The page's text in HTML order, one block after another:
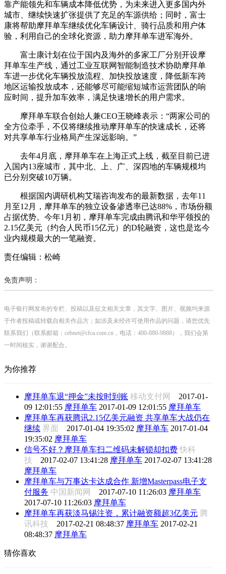
靠产能领先和车辆成本降低优势，为未来进入更多国内外
城市、继续快速扩张提供了充足的车源供给；同时，富士
康将帮助摩拜单车继续优化车辆设计、骑行品质和用户体
验，利用自己的全球化资源，助力摩拜单车进军海外。
富士康计划在位于国内及海外的多家工厂分别开设摩
拜单车生产线，通过工业互联网智能制造技术协助摩拜单
车进一步优化车辆投放流程、加快投放速度，降低新车跨
地区运输投放成本，还能够尽可能缩短城市运营团队的响
应时间，提升加车效率，满足快速增长的用户需求。
摩拜单车联合创始人兼CEO王晓峰表示：“两家公司的
全方位牵手，不仅将继续推动摩拜单车的快速成长，还将
对共享单车行业格局产生深远影响。”
去年4月底，摩拜单车在上海正式上线，截至目前已进
入国内13座城市，其中北、上、广、深四地的车辆规模均
已分别突破10万辆。
根据国内调研机构艾瑞咨询发布的最新数据，去年11
月至12月，摩拜单车的独立设备渗透率已达88%，市场份额
占据优势。今年1月初，摩拜单车完成由腾讯和华平领投的
2.15亿美元（约合人民币15亿元）的D轮融资，这也是迄今
业内规模最大的一笔融资。
责任编辑：松崎
免责声明：
电子银行网发布的专栏、投稿以及征文相关文章，其文字、图片、视频均来源
于作者投稿或转载自相关作品方；如涉及未经许可使用作品的问题，请您优先
联系我们（联系邮箱：cebnet@cfca.com.cn，电话：400-880-9888），我们会第
一时间核实，谢谢配合。
为你推荐
摩拜单车退“押金”未按时到账 移动支付网 2017-01-
09 12:01:55 摩拜单车 2017-01-09 12:01:55 摩拜单车
摩拜单车再获腾讯2.15亿美元融资 共享单车大战仍在
继续 界面 2017-01-04 19:35:02 摩拜单车 2017-01-04
19:35:02 摩拜单车
信号不好？摩拜单车扫二维码未解锁却扣费 快科
技 2017-02-07 13:41:28 摩拜单车 2017-02-07 13:41:28
摩拜单车
摩拜单车与万事达卡达成合作 新增Masterpass电子支
付服务 中国新闻网 2017-07-10 11:26:03 摩拜单车
2017-07-10 11:26:03 摩拜单车
摩拜单车再获淡马锡注资，累计融资额超3亿美元 腾
讯科技 2017-02-21 08:48:37 摩拜单车 2017-02-21
08:48:37 摩拜单车
猜你喜欢